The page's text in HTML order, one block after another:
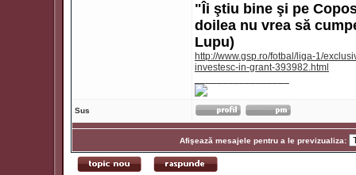
"Îi ştiu bine şi pe
doilea nu vrea să
Lupu)
http://www.gsp.ro/fotbal/liga-1/
investesc-in-grant-393982.html
Sus
Afişează mesajele pentru a le previzualiza: